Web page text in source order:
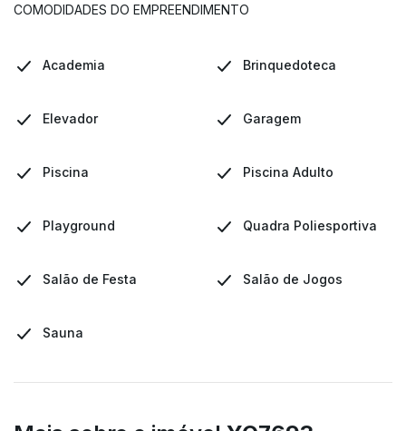
COMODIDADES DO EMPREENDIMENTO
Academia Brinquedoteca
Elevador Garagem
Piscina Piscina Adulto
Playground Quadra Poliesportiva
Salão de Festa Salão de Jogos
Sauna